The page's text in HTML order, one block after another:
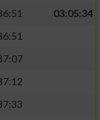
03:05:34